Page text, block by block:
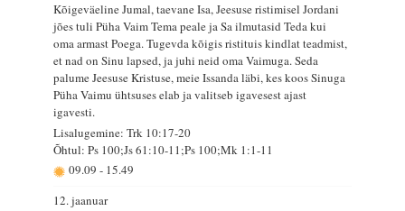
Kõigeväeline Jumal, taevane Isa, Jeesuse ristimisel Jordani
jões tuli Püha Vaim Tema peale ja Sa ilmutasid Teda kui
oma armast Poega. Tugevda kõigis ristituis kindlat teadmist,
et nad on Sinu lapsed, ja juhi neid oma Vaimuga. Seda
palume Jeesuse Kristuse, meie Issanda läbi, kes koos Sinuga
Püha Vaimu ühtsuses elab ja valitseb igavesest ajast
igavesti.
Lisalugemine: Trk 10:17-20
Õhtul: Ps 100;Js 61:10-11;Ps 100;Mk 1:1-11
09.09- 15.49
12. jaanuar